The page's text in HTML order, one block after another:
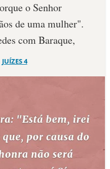
o Senhor
de uma mulher".
com Baraque,
JUÍZES 4